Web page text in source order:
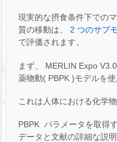
現実的な摂食条件下での
質の移動は、 2 つのサブ
で評価されます。
まず、 MERLIN Expo
薬物動( PBPK )モデルを使
これは人体における化学
PBPK パラメータを取得
データと文献の詳細な説